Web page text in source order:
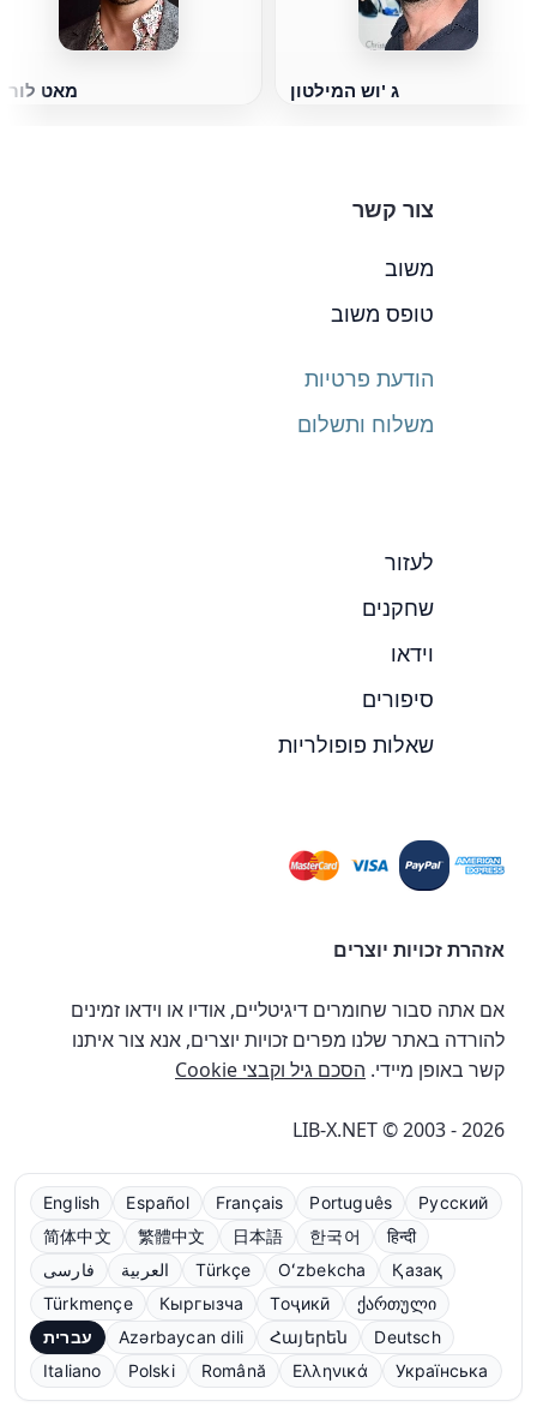
מאט ג 'וש המילטון
צור קשר
משוב
טופס משוב
הודעת פרטיות
משלוח ותשלום
לעזור
שחקנים
וידאו
סיפורים
שאלות פופולריות
אזהרת זכויות יוצרים
אם אתה סבור שחומרים דיגיטליים, אודיו או וידאו זמינים
להורדה באתר שלנו מפרים זכויות יוצרים, אנא צור איתנו
קשר באופן מיידי. הסכם גיל וקבצי Cookie
LIB-X.NET © 2003 - 2026
English Español Français Português
Русский
简体中文
繁體中文 日本語 한국어
हिन्दी
فارسی
العربية Türkçe Oʻzbekcha
Қазақ
Türkmençe
Кыргызча Тоҷикӣ
ქართული
עברית
Azərbaycan dili Հայերեն
Deutsch
Italiano
Polski Română Ελληνικά Українська